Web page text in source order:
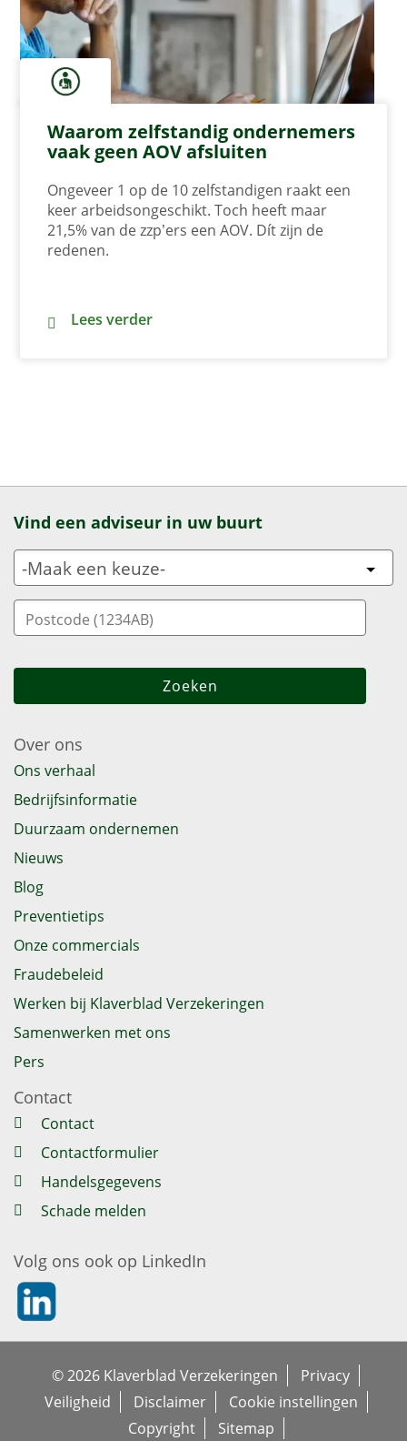
Waarom zelfstandig ondernemers
vaak geen AOV afsluiten
Ongeveer 1 op de 10 zelfstandigen raakt een
keer arbeidsongeschikt. Toch heeft maar
21,5% van de zzp’ers een AOV. Dít zijn de
redenen.
Waarom zelfstandig ondernemers vaak geen
Lees verder
Vind een adviseur in uw buurt
Over ons
Ons verhaal
Bedrijfsinformatie
Duurzaam ondernemen
Nieuws
Blog
Preventietips
Onze commercials
Fraudebeleid
Werken bij Klaverblad Verzekeringen
Samenwerken met ons
Pers
Contact
Contact
Contactformulier
Handelsgegevens
Schade melden
Volg ons ook op LinkedIn
https://nl.linkedin.com/company/klaverblad-
© 2026 Klaverblad Verzekeringen
Privacy
Veiligheid
Disclaimer
Cookie instellingen
Copyright
Sitemap